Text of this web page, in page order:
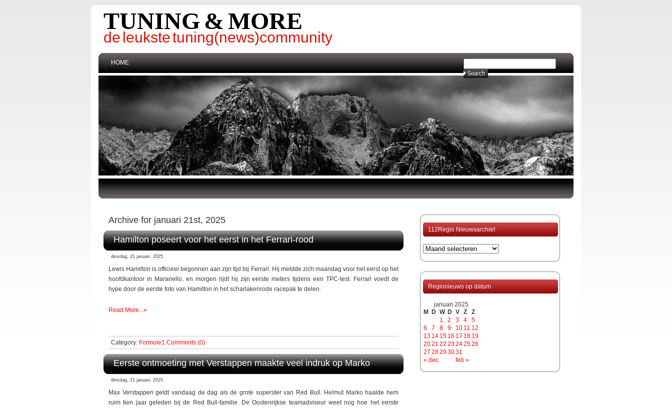
TUNING & MORE
de leukste tuning(news)community
HOME
Archive for januari 21st, 2025
Hamilton poseert voor het eerst in het Ferrari-rood
dinsdag, 21 januari, 2025
Lewis Hamilton is officieel begonnen aan zijn tijd bij Ferrari. Hij meldde zich maandag voor het eerst op het
hoofdkantoor in Maranello, en morgen rijdt hij zijn eerste meters tijdens een TPC-test. Ferrari voedt de
hype door de eerste foto van Hamilton in het scharlakenrode racepak te delen.
Read More...»
Category: Formule1 Comments (0)
Eerste ontmoeting met Verstappen maakte veel indruk op Marko
dinsdag, 21 januari, 2025
Max Verstappen geldt vandaag de dag als de grote superster van Red Bull. Helmut Marko haalde hem
ruim tien jaar geleden bij de Red Bull-familie. De Oostenrijkse teamadviseur weet nog hoe het eerste
112Regio Nieuwsarchief
Regionieuws op datum
januari 2025
M D W D V Z Z
« dec feb »
1 2 3 4
5
6
7 8 9 10 11 12
13 14 15 16 17 18 19
2021 22 23242526
27 28293031